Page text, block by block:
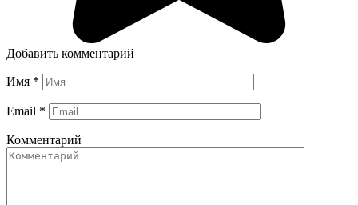
Добавить комментарий
Имя *
Email *
Комментарий